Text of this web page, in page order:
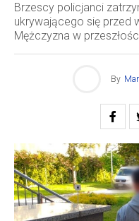
Brzescy policjanci
ukrywającego się przed
Mężczyzna w
By